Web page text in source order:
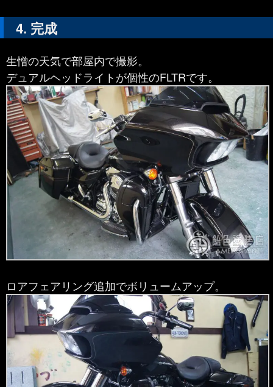
完成
生憎の天気で部屋内で撮影。
デュアルヘッドライトが個性のFLTRです。
ロアフェアリング追加でボリュームアップ。